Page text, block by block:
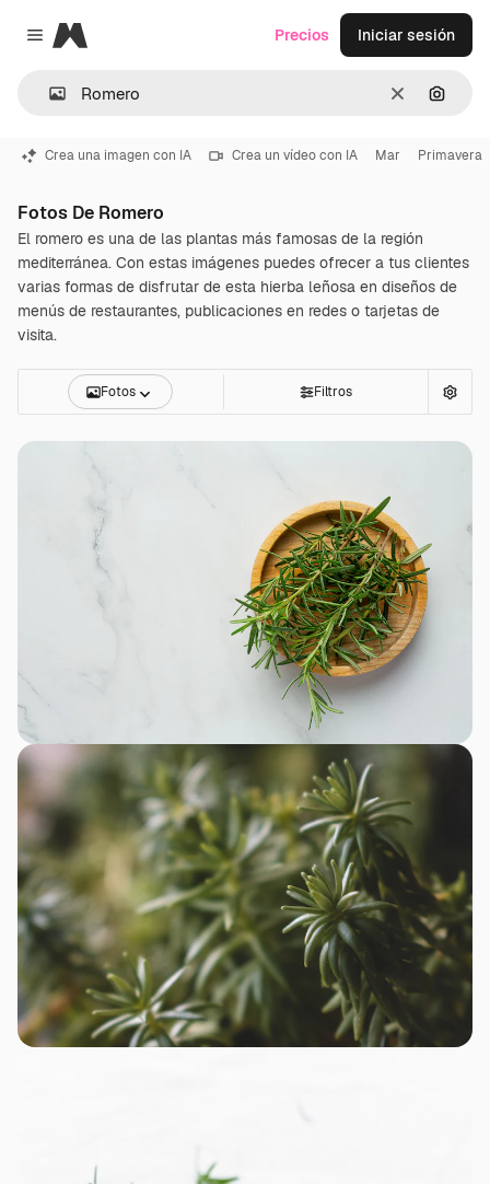
Close menu
Magnific
Borrar
Precios Iniciar sesión
Crea una imagen con IA Crea un vídeo con IA Mar Primavera
Fotos De Romero
El romero es una de las plantas más famosas de la región
mediterránea. Con estas imágenes puedes ofrecer a tus clientes
varias formas de disfrutar de esta hierba leñosa en diseños de
menús de restaurantes, publicaciones en redes o tarjetas de
visita.
Fotos Filtros